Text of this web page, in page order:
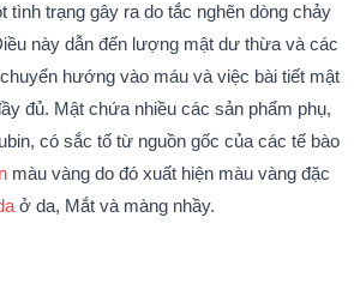
tình trạng gây ra do tắc nghẽn dòng chảy
này dẫn đến lượng mật dư thừa và các
hướng vào máu và việc bài tiết mật
đủ. Mật chứa nhiều các sản phẩm phụ,
có sắc tố từ nguồn gốc của các tế bào
màu vàng do đó xuất hiện màu vàng đặc
ở da, Mắt và màng nhầy.